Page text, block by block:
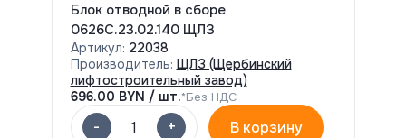
Блок отводной в сборе
0626С.23.02.140 ЩЛЗ
Артикул: 22038
Производитель: ЩЛЗ (Щербинский
лифтостроительный завод)
696.00 BYN / шт.*Без НДС
- 1 + В корзину